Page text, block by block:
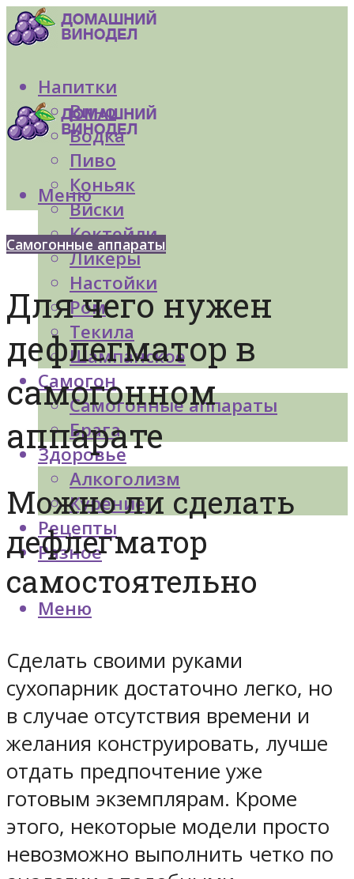
Напитки
Вино
Водка
Пиво
Коньяк
Виски
Коктейли
Ликеры
Настойки
Ром
Текила
Шампанское
Самогон
Самогонные аппараты
Брага
Здоровье
Алкоголизм
Курение
Рецепты
Разное
Меню
Меню
Самогонные аппараты
Для чего нужен
дефлегматор в
самогонном
аппарате
Можно ли сделать
дефлегматор
самостоятельно
Сделать своими руками
сухопарник достаточно легко, но
в случае отсутствия времени и
желания конструировать, лучше
отдать предпочтение уже
готовым экземплярам. Кроме
этого, некоторые модели просто
невозможно выполнить четко по